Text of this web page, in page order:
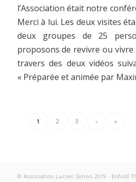
l’Association était notre
Merci à lui. Les deux visites
deux groupes de 25
proposons de revivre ou vivre
travers des deux vidéos
« Préparée et animée par
1 2 3 › »
© Association Lucien Simon 2019 - Enfold